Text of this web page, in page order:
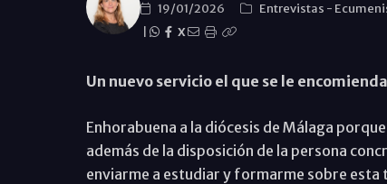
19/01/2026 Entrevistas -
X
Un nuevo servicio el que se le
Enhorabuena a la diócesis de Málaga
además de la disposición de la persona
enviarme a estudiar y formarme sobre